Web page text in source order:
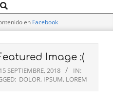
Search
en Facebook
Image :(
15 SEPTIEMBRE, 2018
IN:
DOLOR, IPSUM, LOREM